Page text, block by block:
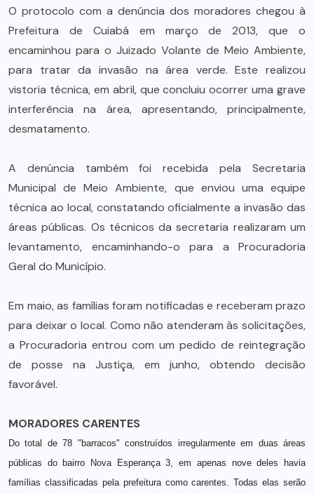
O protocolo com a denúncia dos moradores chegou à
Prefeitura de Cuiabá em março de 2013, que o
encaminhou para o Juizado Volante de Meio Ambiente,
para tratar da invasão na área verde. Este realizou
vistoria técnica, em abril, que concluiu ocorrer uma grave
interferência na área, apresentando, principalmente,
desmatamento.
A denúncia também foi recebida pela Secretaria
Municipal de Meio Ambiente, que enviou uma equipe
técnica ao local, constatando oficialmente a invasão das
áreas públicas. Os técnicos da secretaria realizaram um
levantamento, encaminhando-o para a Procuradoria
Geral do Município.
Em maio, as famílias foram notificadas e receberam prazo
para deixar o local. Como não atenderam às solicitações,
a Procuradoria entrou com um pedido de reintegração
de posse na Justiça, em junho, obtendo decisão
favorável.
MORADORES CARENTES
Do total de 78 "barracos" construídos irregularmente em duas áreas
públicas do bairro Nova Esperança 3, em apenas nove deles havia
famílias classificadas pela prefeitura como carentes. Todas elas serão